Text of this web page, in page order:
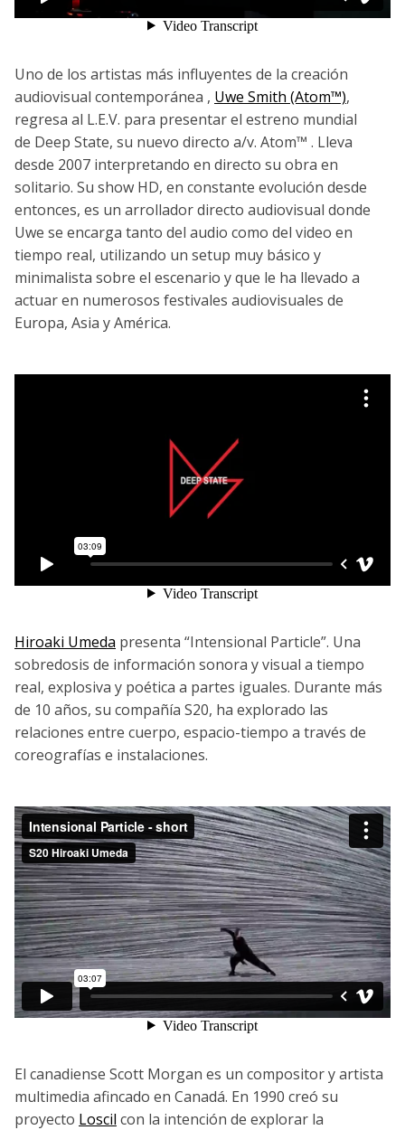
Uno de los artistas más influyentes de la creación
audiovisual contemporánea , Uwe Smith (Atom™),
regresa al L.E.V. para presentar el estreno mundial
de Deep State, su nuevo directo a/v. Atom™ . Lleva
desde 2007 interpretando en directo su obra en
solitario. Su show HD, en constante evolución desde
entonces, es un arrollador directo audiovisual donde
Uwe se encarga tanto del audio como del video en
tiempo real, utilizando un setup muy básico y
minimalista sobre el escenario y que le ha llevado a
actuar en numerosos festivales audiovisuales de
Europa, Asia y América.
Hiroaki Umeda presenta “Intensional Particle”. Una
sobredosis de información sonora y visual a tiempo
real, explosiva y poética a partes iguales. Durante más
de 10 años, su compañía S20, ha explorado las
relaciones entre cuerpo, espacio-tiempo a través de
coreografías e instalaciones.
El canadiense Scott Morgan es un compositor y artista
multimedia afincado en Canadá. En 1990 creó su
proyecto Loscil con la intención de explorar la